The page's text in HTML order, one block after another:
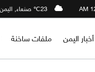
23℃ صنعاء, اليمن
أخبار اليمن ملفات ساخنة